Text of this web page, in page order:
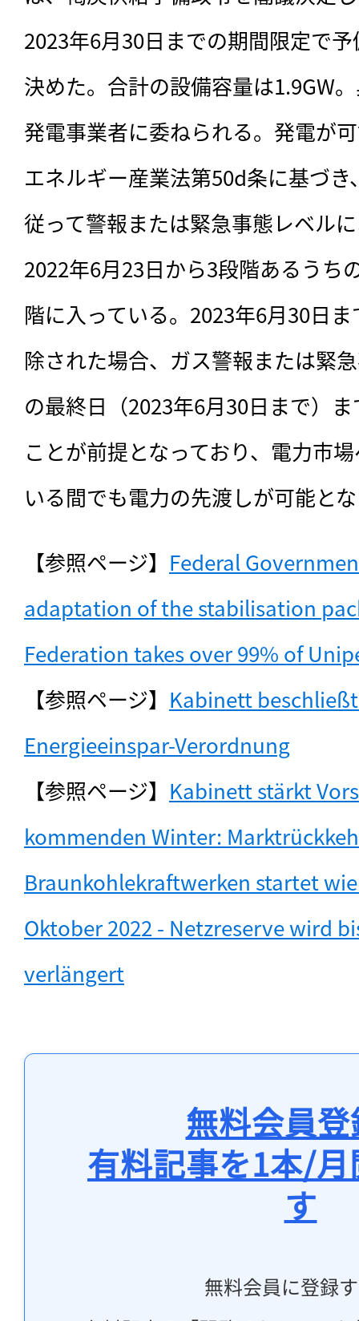
2023年6月30日までの期間限定で
決めた。合計の設備容量は1.9GW
発電事業者に委ねられる。発電が
エネルギー産業法第50d条に基づ
従って警報または緊急事態レベル
2022年6月23日から3段階あるうち
階に入っている。2023年6月30日
除された場合、ガス警報または緊
の最終日（2023年6月30日まで）
ことが前提となっており、電力市
いる間でも電力の先渡しが可能と
【参照ページ】 Federal
adaptation of the stabilisation
Federation takes over 99% of
【参照ページ】 Kabinett
Energieeinspar-Verordnung
【参照ページ】 Kabinett stärkt
kommenden Winter:
Braunkohlekraftwerken startet
Oktober 2022 - Netzreserve wird
verlängert
無料会員
有料記事を1本/
す
無料会員に登録